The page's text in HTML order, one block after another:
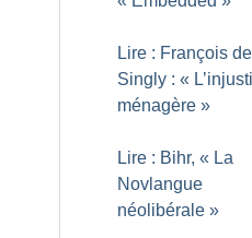
Lire : François de
Singly : «
ménagère »
Lire : Bihr, « La
Novlangue
néolibérale »